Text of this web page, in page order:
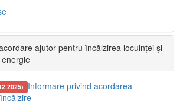
ajutor pentru încălzirea locuinței și
Informare privind acordarea